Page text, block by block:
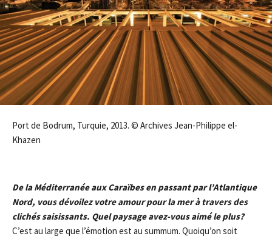
Port de Bodrum, Turquie, 2013. © Archives Jean-Philippe el-
Khazen
De la Méditerranée aux Caraïbes en passant par l’Atlantique
Nord, vous dévoilez votre amour pour la mer à travers des
clichés saisissants. Quel paysage avez-vous aimé le plus?
C’est au large que l’émotion est au summum. Quoiqu’on soit